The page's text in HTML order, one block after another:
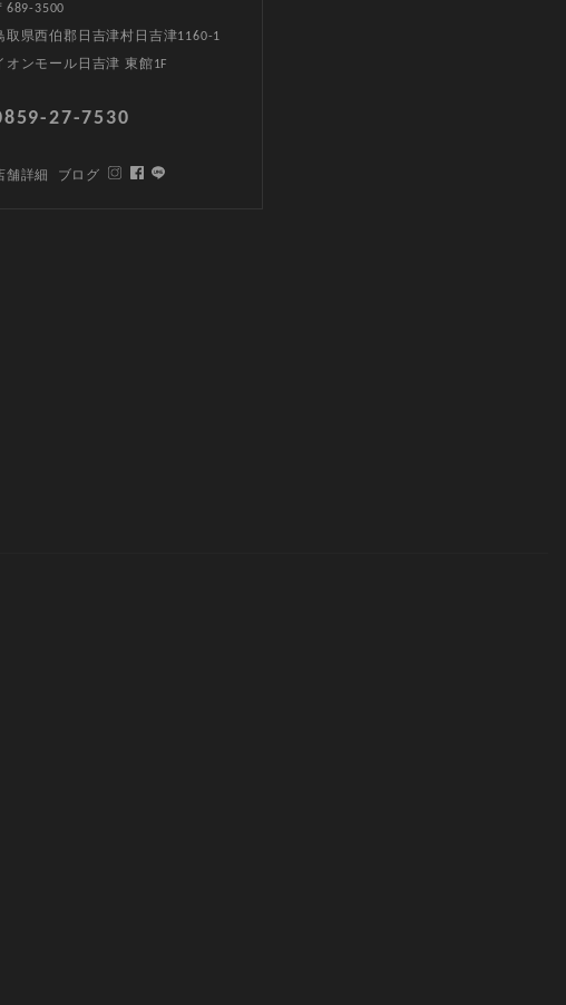
689-3500
取県西伯郡日吉津村日吉津1160-1
オンモール日吉津 東館1F
27-7530
舗詳細 ブログ